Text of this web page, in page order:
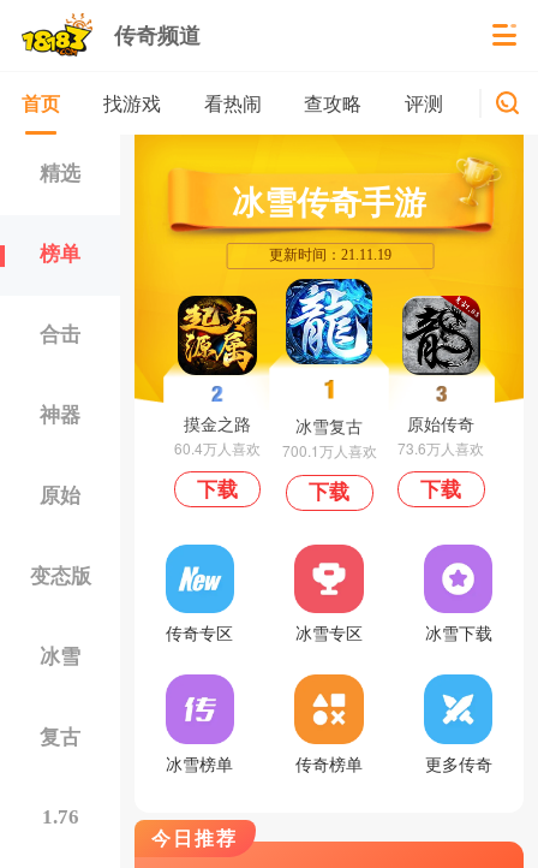
传奇频道
首页 找游戏 看热闹 查攻略 评测 新游
精选
榜单
合击
神器
原始
变态版
冰雪
复古
1.76
冰雪传奇手游
更新时间：21.11.19
冰雪复古
700.1万人喜欢
下载
摸金之路
60.4万人喜欢
下载
原始传奇
73.6万人喜欢
下载
传奇专区 冰雪专区 冰雪下载
冰雪榜单 传奇榜单 更多传奇
今日推荐